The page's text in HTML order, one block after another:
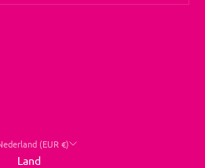
Nederland (EUR €)
Land